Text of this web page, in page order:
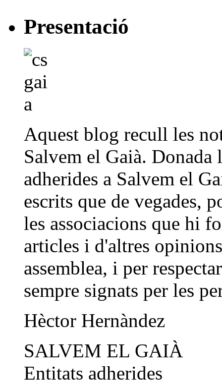
Presentació
Aquest blog recull les
Salvem el Gaià.
adherides a Salvem el
escrits que de vegades,
les associacions que hi
articles i d'altres
assemblea, i per
sempre signats per les
Hèctor Hernàndez
SALVEM EL GAIÀ
Entitats adherides